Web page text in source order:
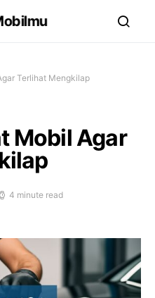
Terlihat Mengkilap
Mobil Agar
4 minute read